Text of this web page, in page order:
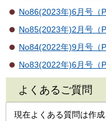
No86(2023年)6月号（
No85(2023年)2月号（
No84(2022年)9月号（
No83(2022年)6月号（
よくあるご質問
現在よくある質問は作成